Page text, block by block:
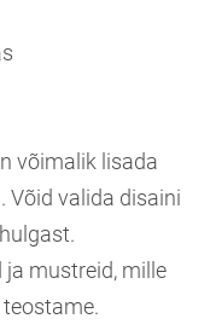
võimalik lisada
Võid valida disaini
mustreid, mille